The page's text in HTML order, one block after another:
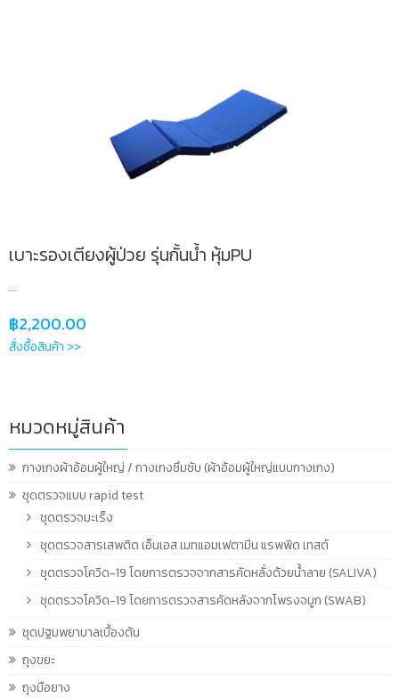
เบาะรองเตียงผู้ป่วย รุ่นกั้นน้ำ หุ้มPU
...
฿2,200.00
สั่งซื้อสินค้า >>
หมวดหมู่สินค้า
กางเกงผ้าอ้อมผู้ใหญ่ / กางเกงซึมซับ (ผ้าอ้อมผู้ใหญ่แบบกางเกง)
ชุดตรวจแบบ rapid test
ชุดตรวจมะเร็ง
ชุดตรวจสารเสพติด เอ็นเอส เมทแอมเฟตามีน แรพพิด เทสต์
ชุดตรวจโควิด-19 โดยการตรวจจากสารคัดหลั่งด้วยน้ำลาย (SALIVA)
ชุดตรวจโควิด-19 โดยการตรวจสารคัดหลังจากโพรงจมูก (SWAB)
ชุดปฐมพยาบาลเบื้องต้น
ถุงขยะ
ถุงมือยาง